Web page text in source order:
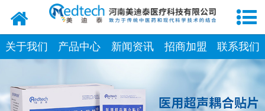
网站首页
关于我们
产品中心
新闻中心
关于我们 产品中心 新闻资讯 招商加盟 联系我们